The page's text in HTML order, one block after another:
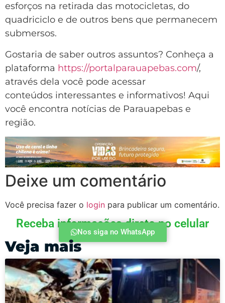
esforços na retirada das motocicletas, do
quadriciclo e de outros bens que permanecem
submersos.
Gostaria de saber outros assuntos? Conheça a
plataforma https://portalparauapebas.com/,
através dela você pode acessar
conteúdos interessantes e informativos! Aqui
você encontra notícias de Parauapebas e
região.
Deixe um comentário
Você precisa fazer o login para publicar um comentário.
Receba informações direto no celular
Nos siga no WhatsApp
Veja mais